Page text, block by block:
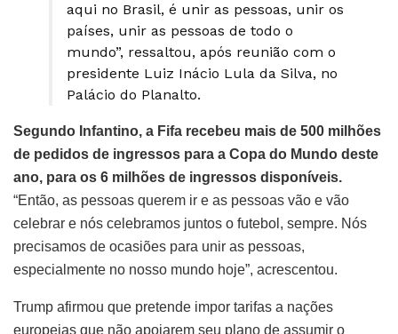
aqui no Brasil, é unir as pessoas, unir os
países, unir as pessoas de todo o
mundo”, ressaltou, após reunião com o
presidente Luiz Inácio Lula da Silva, no
Palácio do Planalto.
Segundo Infantino, a Fifa recebeu mais de 500 milhões
de pedidos de ingressos para a Copa do Mundo deste
ano, para os 6 milhões de ingressos disponíveis.
“Então, as pessoas querem ir e as pessoas vão e vão
celebrar e nós celebramos juntos o futebol, sempre. Nós
precisamos de ocasiões para unir as pessoas,
especialmente no nosso mundo hoje”, acrescentou.
Trump afirmou que pretende impor tarifas a nações
europeias que não apoiarem seu plano de assumir o